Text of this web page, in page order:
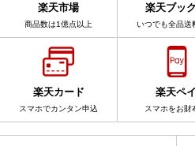
楽天市場
商品数は1億点以上
楽天ブッ
いつでも全品送
楽天カード
スマホでカンタン申込
楽天ペイ
スマホをお財